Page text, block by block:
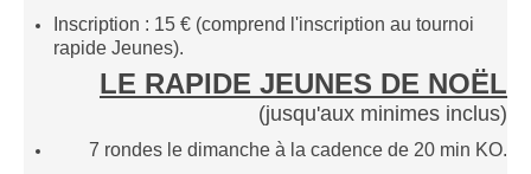
Le Challenge 2013-2014
Le Challenge 2012-2013
Le Challenge 2011-2012
Inscription : 15 € (comprend l'inscription au tournoi
rapide Jeunes).
LE RAPIDE JEUNES DE NOËL
(jusqu'aux minimes inclus)
7 rondes le dimanche à la cadence de 20 min KO.